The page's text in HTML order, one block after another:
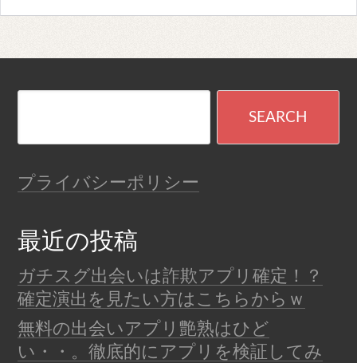
プライバシーポリシー
最近の投稿
ガチスグ出会いは詐欺アプリ確定！？
確定演出を見たい方はこちらからｗ
無料の出会いアプリ艶熟はひど
い・・。徹底的にアプリを検証してみ